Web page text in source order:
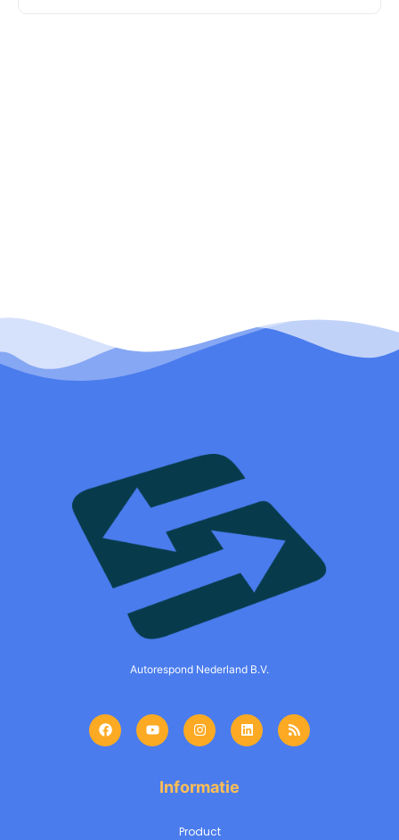
Autorespond Nederland B.V.
Informatie
Product